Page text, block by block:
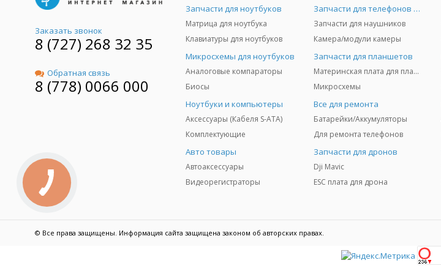
Заказать звонок
8 (727) 268 32 35
Обратная связь
8 (778) 0066 000
Запчасти для ноутбуков
Матрица для ноутбука
Клавиатуры для ноутбуков
Запчасти для телефонов и Airpods
Запчасти для наушников
Камера/модули камеры
Микросхемы для ноутбуков
Аналоговые компараторы
Биосы
Запчасти для планшетов
Материнская плата для планшетов
Микросхемы
Ноутбуки и компьютеры
Аксессуары (Кабеля S-ATA)
Комплектующие
Все для ремонта
Батарейки/Аккумуляторы
Для ремонта телефонов
Авто товары
Автоаксессуары
Видеорегистраторы
Запчасти для дронов
Dji Mavic
ESC плата для дрона
© Все права защищены. Информация сайта защищена законом об авторских правах.